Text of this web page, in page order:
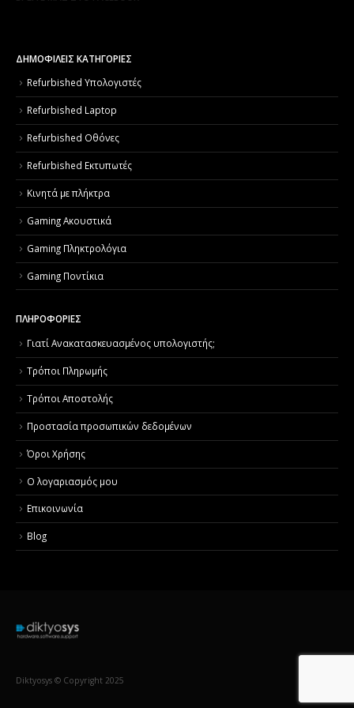
ΔΗΜΟΦΙΛΕΙΣ ΚΑΤΗΓΟΡΙΕΣ
Refurbished Υπολογιστές
Refurbished Laptop
Refurbished Οθόνες
Refurbished Εκτυπωτές
Κινητά με πλήκτρα
Gaming Ακουστικά
Gaming Πληκτρολόγια
Gaming Ποντίκια
ΠΛΗΡΟΦΟΡΙΕΣ
Γιατί Aνακατασκευασμένος υπολογιστής;
Τρόποι Πληρωμής
Τρόποι Αποστολής
Προστασία προσωπικών δεδομένων
Όροι Χρήσης
Ο λογαριασμός μου
Επικοινωνία
Blog
Diktyosys © Copyright 2025